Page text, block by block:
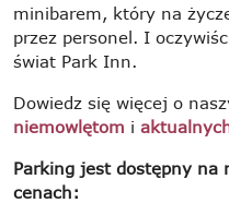
minibarem, który na
przez personel. I
świat Park Inn.
Dowiedz się więcej o
niemowlętom i
Parking jest dostępny na
cenach: